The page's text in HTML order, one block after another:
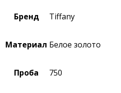
Бренд Tiffany
Материал Белое золото
Проба 750